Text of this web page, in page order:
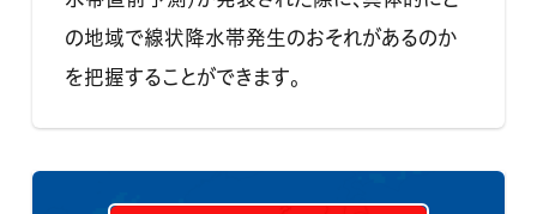
の地域で線状降水帯発生のおそれがあるのか
を把握することができます。